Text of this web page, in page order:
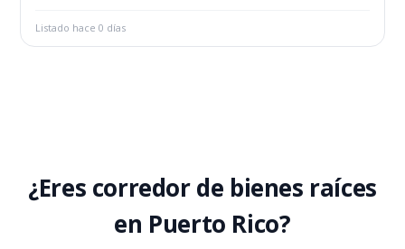
Listado hace 0 días
¿Eres corredor de bienes raíces
en Puerto Rico?